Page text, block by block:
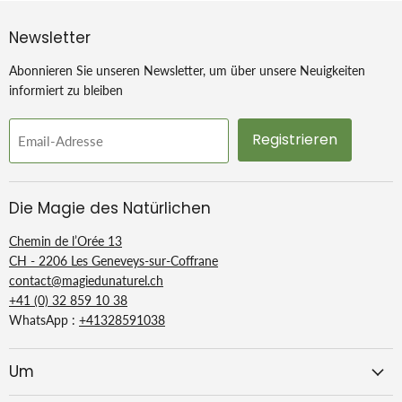
Newsletter
Abonnieren Sie unseren Newsletter, um über unsere Neuigkeiten
informiert zu bleiben
Email-Adresse Registrieren
Die Magie des Natürlichen
Chemin de l’Orée 13
CH - 2206 Les Geneveys-sur-Coffrane
contact@magiedunaturel.ch
+41 (0) 32 859 10 38
WhatsApp : +41328591038
Um